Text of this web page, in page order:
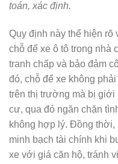
toán, xác định.
Quy định này thể hiện rõ
chỗ để xe ô tô trong nhà
tranh chấp và bảo đảm
đó, chỗ để xe không
trên thị trường mà bị giới
cư, qua đó ngăn chặn
không hợp lý. Đồng thời,
minh bạch tài chính khi
xe với giá căn hộ, tránh